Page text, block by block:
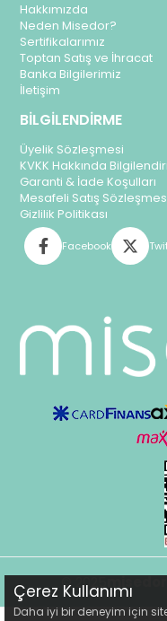
Hakkımızda
Neden Misedor?
Sertifikalarımız
Toptan Satış ve İhracat
Banka Bilgilerimiz
İletişim
BİLGİLENDİRME
Üyelik Sözleşmesi
KVKK Hakkında
Garanti & İade Koşulları
Mesafeli Satış
Gizlilik Politikası
Facebook
© 2025
Çerez Kullanımı
Daha iyi bir deneyim için